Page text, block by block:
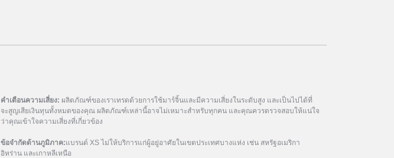
คำเตือนความเสี่ยง: ผลิตภัณฑ์ของเราเทรดด้วยการใช้มาร์จิ้นและมีความเสี่ยงในระดับสูง และเป็นไปได้ที่
จะสูญเสียเงินทุนทั้งหมดของคุณ ผลิตภัณฑ์เหล่านี้อาจไม่เหมาะสำหรับทุกคน และคุณควรตรวจสอบให้แน่ใจ
ว่าคุณเข้าใจความเสี่ยงที่เกี่ยวข้อง
ข้อจำกัดด้านภูมิภาค:แบรนด์ XS ไม่ให้บริการแก่ผู้อยู่อาศัยในเขตประเทศบางแห่ง เช่น สหรัฐอเมริกา
อิหร่าน และเกาหลีเหนือ